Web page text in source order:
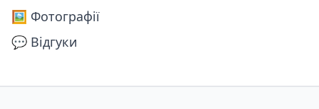
🖼️ Фотографії
💬 Відгуки